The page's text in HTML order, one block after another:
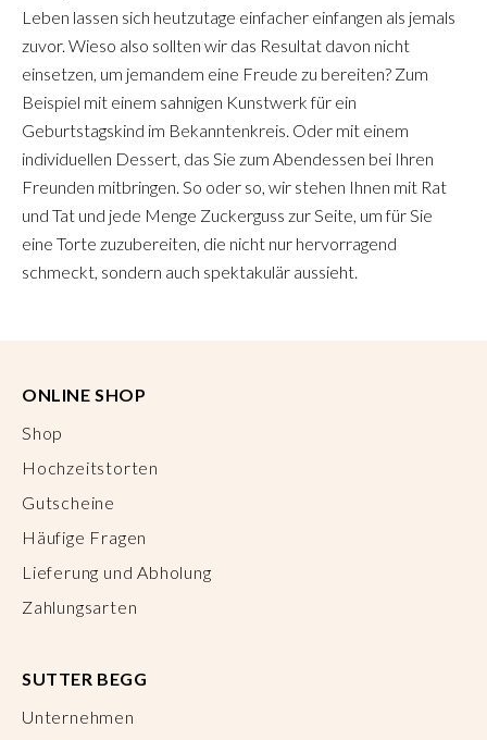
Leben lassen sich heutzutage einfacher einfangen als jemals
zuvor. Wieso also sollten wir das Resultat davon nicht
einsetzen, um jemandem eine Freude zu bereiten? Zum
Beispiel mit einem sahnigen Kunstwerk für ein
Geburtstagskind im Bekanntenkreis. Oder mit einem
individuellen Dessert, das Sie zum Abendessen bei Ihren
Freunden mitbringen. So oder so, wir stehen Ihnen mit Rat
und Tat und jede Menge Zuckerguss zur Seite, um für Sie
eine Torte zuzubereiten, die nicht nur hervorragend
schmeckt, sondern auch spektakulär aussieht.
ONLINE SHOP
Shop
Hochzeitstorten
Gutscheine
Häufige Fragen
Lieferung und Abholung
Zahlungsarten
SUTTER BEGG
Unternehmen